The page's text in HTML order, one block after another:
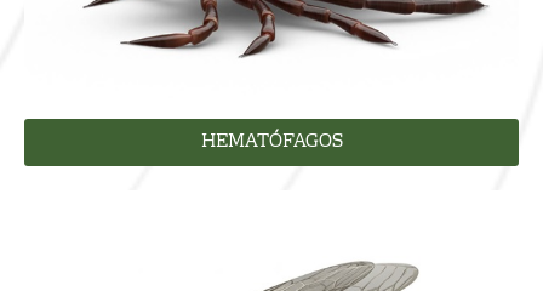
HEMATÓFAGOS